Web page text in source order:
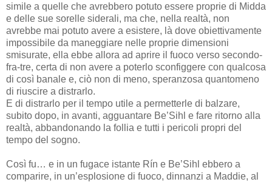
simile a quelle che avrebbero potuto essere proprie di Midda
e delle sue sorelle siderali, ma che, nella realtà, non
avrebbe mai potuto avere a esistere, là dove obiettivamente
impossibile da maneggiare nelle proprie dimensioni
smisurate, ella ebbe allora ad aprire il fuoco verso secondo-
fra-tre, certa di non avere a poterlo sconfiggere con qualcosa
di così banale e, ciò non di meno, speranzosa quantomeno
di riuscire a distrarlo.
E di distrarlo per il tempo utile a permetterle di balzare,
subito dopo, in avanti, agguantare Be’Sihl e fare ritorno alla
realtà, abbandonando la follia e tutti i pericoli propri del
tempo del sogno.
Così fu… e in un fugace istante Rín e Be’Sihl ebbero a
comparire, in un’esplosione di fuoco, dinnanzi a Maddie, al